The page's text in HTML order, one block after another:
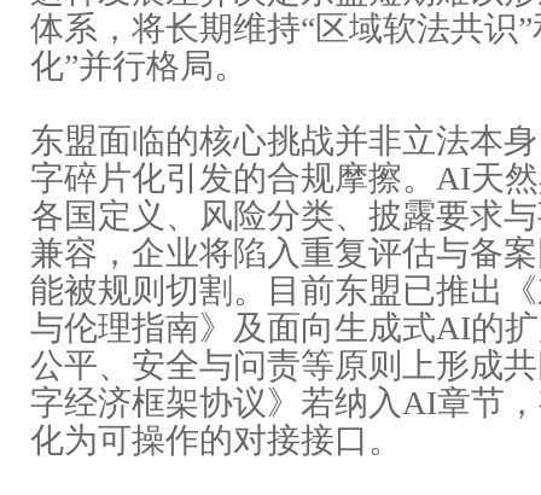
体系，将长期维持“区域软法共识
化”并行格局。
东盟面临的核心挑战并非立法本
字碎片化引发的合规摩擦。AI天
各国定义、风险分类、披露要求
兼容，企业将陷入重复评估与备
能被规则切割。目前东盟已推出
与伦理指南》及面向生成式AI的
公平、安全与问责等原则上形成
字经济框架协议》若纳入AI章节
化为可操作的对接接口。